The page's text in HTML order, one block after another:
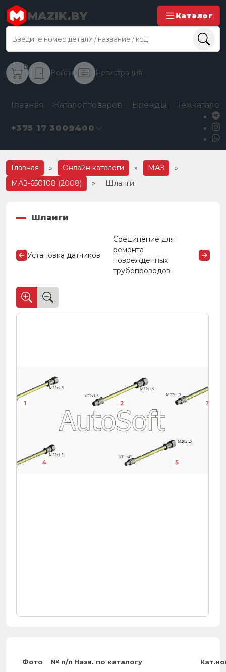
MAZIK.BY Каталог
0
Войти Регистрация
Главная Каталог товаров Бренды
+375 17 3009400
Главная » Онлайн каталоги » МАЗ
»
МАЗ-650108 (2008)
» Шланги
Шланги
Установка датчиков
Соединение для
ремонта
поврежденных
трубопроводов
1 2 3
4
4
4
4
4
4 5
5
5
5
5
5
Фото № п/п Назв. по каталогу